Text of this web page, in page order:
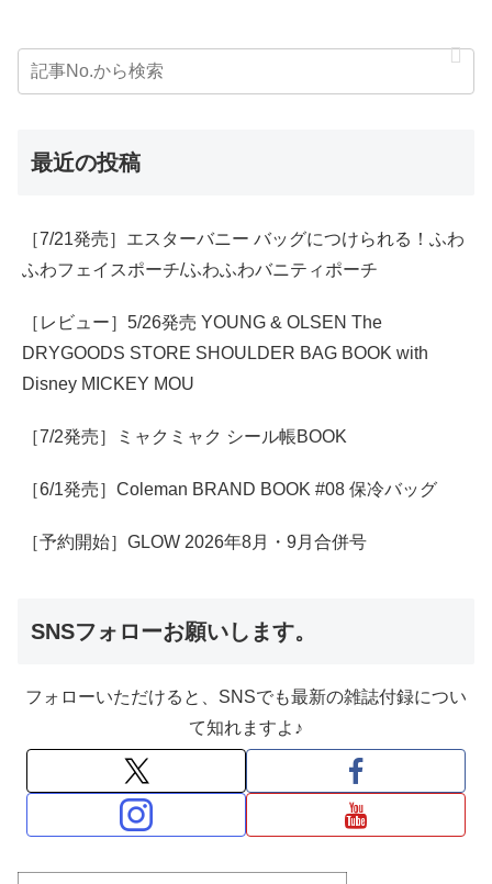
最近の投稿
［7/21発売］エスターバニー バッグにつけられる！ふわ
ふわフェイスポーチ/ふわふわバニティポーチ
［レビュー］5/26発売 YOUNG & OLSEN The
DRYGOODS STORE SHOULDER BAG BOOK with
Disney MICKEY MOU
［7/2発売］ミャクミャク シール帳BOOK
［6/1発売］Coleman BRAND BOOK #08 保冷バッグ
［予約開始］GLOW 2026年8月・9月合併号
SNSフォローお願いします。
フォローいただけると、SNSでも最新の雑誌付録につい
て知れますよ♪